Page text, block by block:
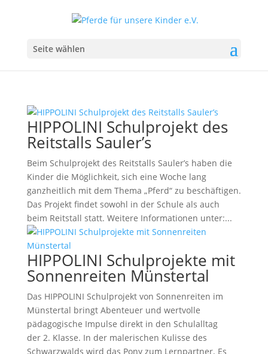
Seite wählen
HIPPOLINI Schulprojekt des
Reitstalls Sauler’s
Beim Schulprojekt des Reitstalls Sauler’s haben die
Kinder die Möglichkeit, sich eine Woche lang
ganzheitlich mit dem Thema „Pferd“ zu beschäftigen.
Das Projekt findet sowohl in der Schule als auch
beim Reitstall statt. Weitere Informationen unter:...
HIPPOLINI Schulprojekte mit
Sonnenreiten Münstertal
Das HIPPOLINI Schulprojekt von Sonnenreiten im
Münstertal bringt Abenteuer und wertvolle
pädagogische Impulse direkt in den Schulalltag
der 2. Klasse. In der malerischen Kulisse des
Schwarzwalds wird das Pony zum Lernpartner. Es